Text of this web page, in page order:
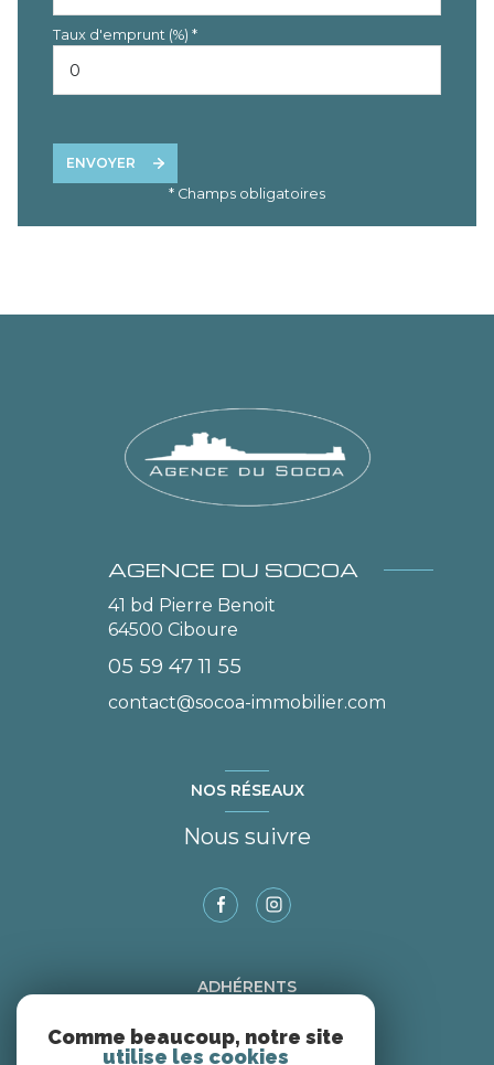
Taux d'emprunt (%) *
ENVOYER
* Champs obligatoires
AGENCE DU SOCOA
41 bd Pierre Benoit
64500 Ciboure
05 59 47 11 55
contact@socoa-immobilier.com
NOS RÉSEAUX
Nous suivre
ADHÉRENTS
Nous adhérons
Comme beaucoup, notre site
utilise les cookies